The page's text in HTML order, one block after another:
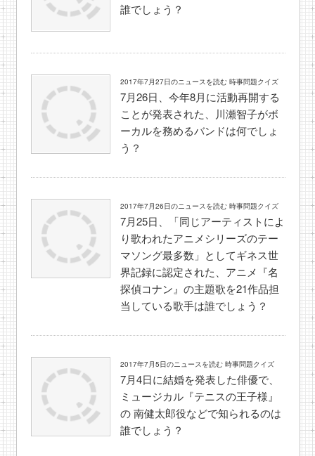
誰でしょう？
2017年7月27日のニュースを読む 時事問題クイズ
7月26日、今年8月に活動再開する
ことが発表された、川瀬智子がボ
ーカルを務めるバンドは何でしょ
う？
2017年7月26日のニュースを読む 時事問題クイズ
7月25日、「同じアーティストによ
り歌われたアニメシリーズのテー
マソング最多数」としてギネス世
界記録に認定された、アニメ『名
探偵コナン』の主題歌を21作品担
当している歌手は誰でしょう？
2017年7月5日のニュースを読む 時事問題クイズ
7月4日に結婚を発表した俳優で、
ミュージカル『テニスの王子様』
の 南健太郎役などで知られるのは
誰でしょう？